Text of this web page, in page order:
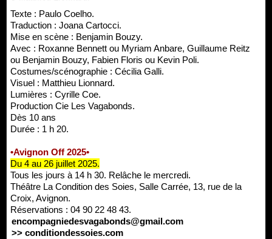
Texte : Paulo Coelho.
Traduction : Joana Cartocci.
Mise en scène : Benjamin Bouzy.
Avec : Roxanne Bennett ou Myriam Anbare, Guillaume Reitz
ou Benjamin Bouzy, Fabien Floris ou Kevin Poli.
Costumes/scénographie : Cécilia Galli.
Visuel : Matthieu Lionnard.
Lumières : Cyrille Coe.
Production Cie Les Vagabonds.
Dès 10 ans
Durée : 1 h 20.
•Avignon Off 2025•
Du 4 au 26 juillet 2025.
Tous les jours à 14 h 30. Relâche le mercredi.
Théâtre La Condition des Soies, Salle Carrée, 13, rue de la
Croix, Avignon.
Réservations : 04 90 22 48 43.
encompagniedesvagabonds@gmail.com
>> conditiondessoies.com